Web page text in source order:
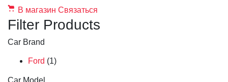
В магазин Связаться
Filter Products
Car Brand
Ford (1)